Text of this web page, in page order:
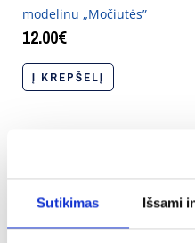
Sutikimas Išsami
modelinu „Močiutės”
12.00€
Į KREPŠELĮ